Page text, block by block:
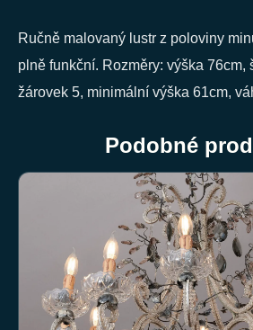
Ručně malovaný lustr z poloviny
plně funkční. Rozměry: výška 76cm,
žárovek 5, minimální výška 61cm,
Podobné